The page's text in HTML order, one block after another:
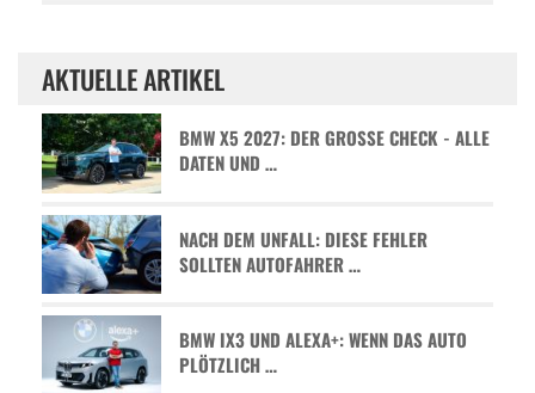
AKTUELLE ARTIKEL
BMW X5 2027: DER GROSSE CHECK - ALLE D
ATEN UND …
NACH DEM UNFALL: DIESE FEHLER
SOLLTEN AUTOFAHRER …
BMW IX3 UND ALEXA+: WENN DAS AUTO
PLÖTZLICH …